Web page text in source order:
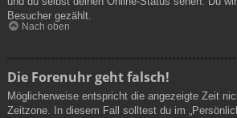
Besucher gezählt.
Nach oben
Die Forenuhr geht falsch!
Möglicherweise entspricht die angezeigte Zeit
Zeitzone. In diesem Fall solltest du im